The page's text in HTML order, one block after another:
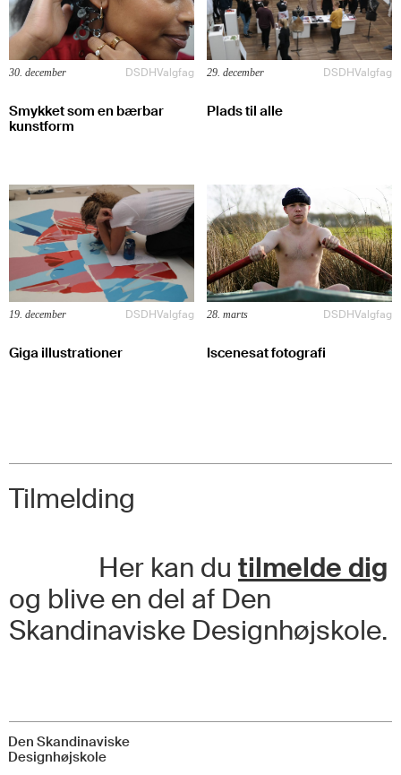
30. december DSDHValgfag
Smykket som en bærbar
kunstform
29. december DSDHValgfag
Plads til alle
19. december DSDHValgfag
Giga illustrationer
28. marts DSDHValgfag
Iscenesat fotografi
Tilmelding
Her kan du tilmelde dig
og blive en del af Den
Skandinaviske Designhøjskole.
Pris pr. uge
Datoer
Den Skandinaviske
Designhøjskole